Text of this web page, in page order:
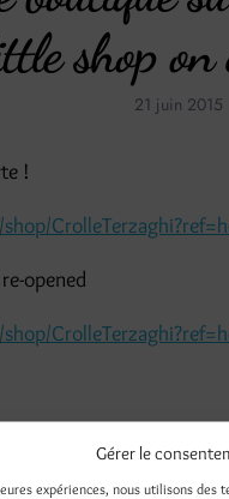
Gérer le
expériences, nous utilisons des
shop on
21 juin 2015
!
opened